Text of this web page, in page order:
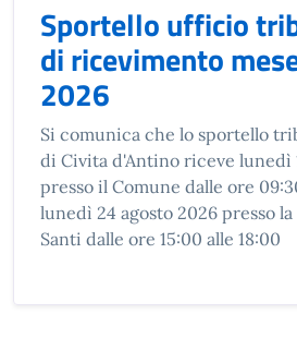
Sportello ufficio
di ricevimento
2026
Si comunica che lo sportello
di Civita d'Antino riceve lunedì
presso il Comune dalle ore
lunedì 24 agosto 2026 presso
Santi dalle ore 15:00 alle 18:00